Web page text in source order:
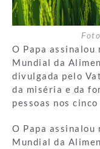
O Papa
Mundial da
divulgada pelo
da miséria e da
pessoas nos
O Papa
Mundial da